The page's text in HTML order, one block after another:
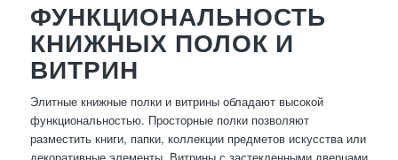
ФУНКЦИОНАЛЬНОСТЬ
КНИЖНЫХ ПОЛОК И
ВИТРИН
Элитные книжные полки и витрины обладают высокой
функциональностью. Просторные полки позволяют
разместить книги, папки, коллекции предметов искусства или